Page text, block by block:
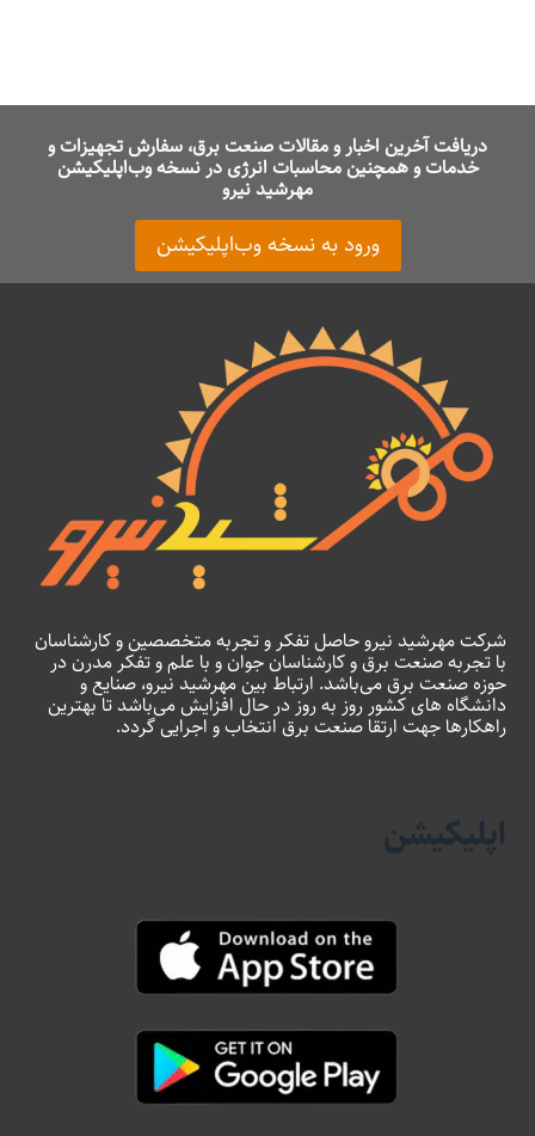
دریافت آخرین اخبار و مقالات صنعت برق، سفارش تجهیزات و
خدمات و همچنین محاسبات انرژی در نسخه وب‌اپلیکیشن
مهرشید نیرو
ورود به نسخه وب‌اپلیکیشن
شرکت مهرشید نیرو حاصل تفکر و تجربه متخصصین و کارشناسان
با تجربه صنعت برق و کارشناسان جوان و با علم و تفکر مدرن در
حوزه صنعت برق می‌باشد. ارتباط بین مهرشید نیرو، صنایع و
دانشگاه های کشور روز به روز در حال افزایش می‌باشد تا بهترین
راهکارها جهت ارتقا صنعت برق انتخاب و اجرایی گردد.
اپلیکیشن